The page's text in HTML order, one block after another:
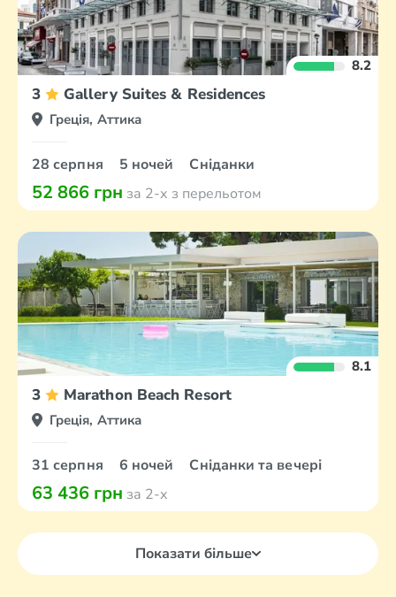
8.2
3 Gallery Suites & Residences
Греція, Аттика
28 серпня 5 ночей Сніданки
52 866 грн за 2-х з перельотом
8.1
3 Marathon Beach Resort
Греція, Аттика
31 серпня 6 ночей Сніданки та вечері
63 436 грн за 2-х
Показати більше